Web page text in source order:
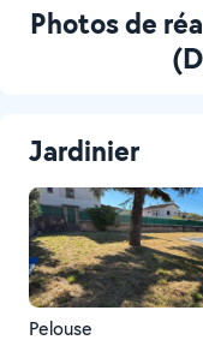
Photos de
Jardinier
Pelouse